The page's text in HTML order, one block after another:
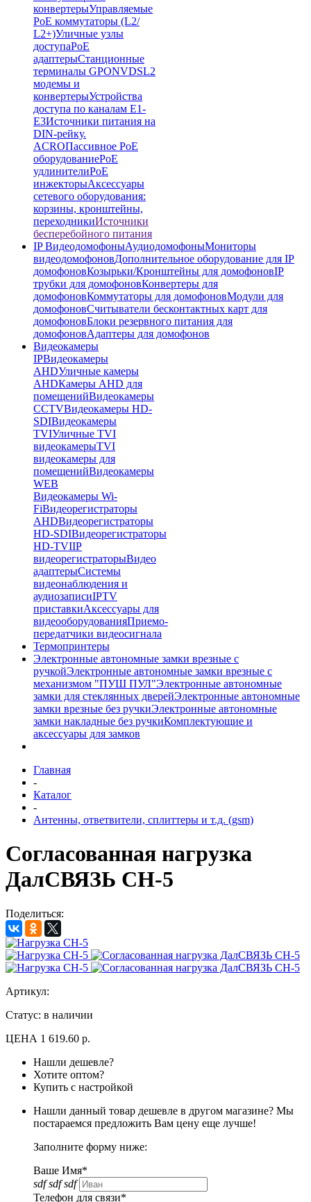
конвертерыУправляемые
PoE коммутаторы (L2/
L2+)Уличные узлы
доступаPoE
адаптерыСтанционные
терминалы GPONVDSL2
модемы и
конвертерыУстройства
доступа по каналам E1-
E3Источники питания на
DIN-рейку.
ACROПассивное PoE
оборудованиеPoE
удлинителиPoE
инжекторыАксессуары
сетевого оборудования:
корзины, кронштейны,
переходникиИсточники
бесперебойного питания
IP ВидеодомофоныАудиодомофоныМониторы
видеодомофоновДополнительное оборудование для IP
домофоновКозырьки/Кронштейны для домофоновIP
трубки для домофоновКонвертеры для
домофоновКоммутаторы для домофоновМодули для
домофоновСчитыватели бесконтактных карт для
домофоновБлоки резервного питания для
домофоновАдаптеры для домофонов
Видеокамеры
IPВидеокамеры
AHDУличные камеры
AHDКамеры AHD для
помещенийВидеокамеры
CCTVВидеокамеры HD-
SDIВидеокамеры
TVIУличные TVI
видеокамерыTVI
видеокамеры для
помещенийВидеокамеры
WEB
Видеокамеры Wi-
FiВидеорегистраторы
AHDВидеорегистраторы
HD-SDIВидеорегистраторы
HD-TVIIP
видеорегистраторыВидео
адаптерыСистемы
видеонаблюдения и
аудиозаписиIPTV
приставкиАксессуары для
видеооборудованияПриемо-
передатчики видеосигнала
Термопринтеры
Электронные автономные замки врезные с
ручкойЭлектронные автономные замки врезные с
механизмом "ПУШ ПУЛ"Электронные автономные
замки для стеклянных дверейЭлектронные автономные
замки врезные без ручкиЭлектронные автономные
замки накладные без ручкиКомплектующие и
аксессуары для замков
Главная
-
Каталог
-
Антенны, ответвители, сплиттеры и т.д. (gsm)
Согласованная нагрузка
ДалСВЯЗЬ CH-5
Поделиться:
Артикул:
Статус: в наличии
ЦЕНА 1 619.60 р.
Нашли дешевле?
Хотите оптом?
Купить с настройкой
Нашли данный товар дешевле в другом магазине? Мы
постараемся предложить Вам цену еще лучше!
Заполните форму ниже:
Ваше Имя*
sdf sdf sdf
Телефон для связи*